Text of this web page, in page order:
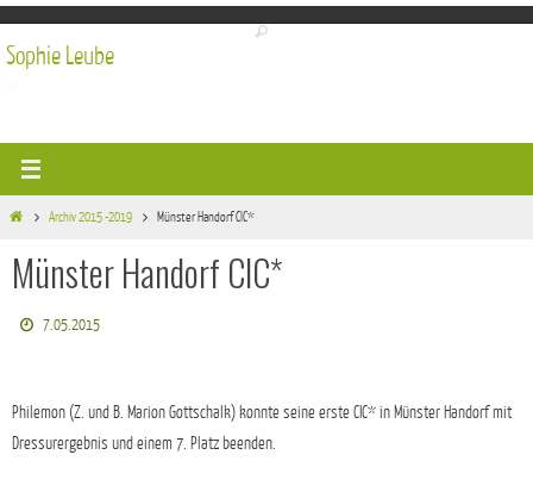
Zum
Inhalt
Sophie Leube
Start Archiv 2015 -2019 Münster Handorf CIC*
Münster Handorf CIC*
7.05.2015
Philemon (Z. und B. Marion Gottschalk) konnte seine erste CIC* in Münster Handorf mit
Dressurergebnis und einem 7. Platz beenden.